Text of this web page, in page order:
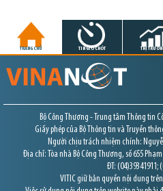
TRANG CHỦ TIN GIỜ CHÓT THỊ
Bộ Công Thương - Trung tâm Thông tin
Giấy phép của Bộ Thông tin và Truyền
Người chịu trách nhiệm chính:
Địa chỉ: Tòa nhà Bộ Công Thương, số 655
ĐT: (04)39341911;
VITIC giữ bản quyền nội dung